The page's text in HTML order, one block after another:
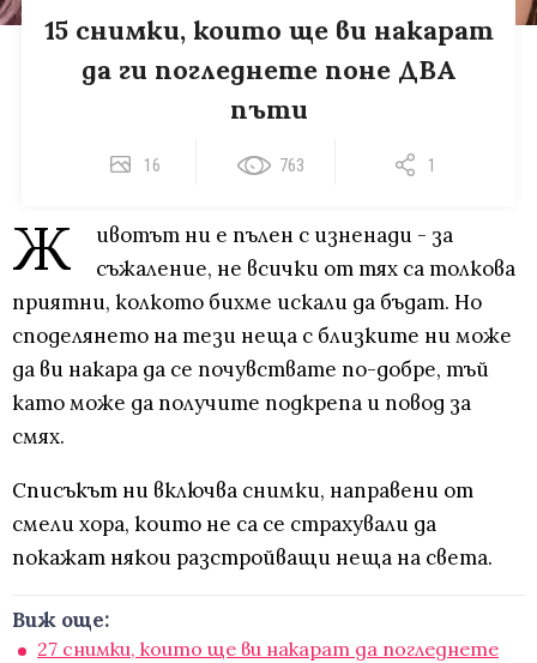
15 снимки, които ще ви накарат
да ги погледнете поне ДВА
пъти
16 763 1
Ж
ивотът ни е пълен с изненади - за
съжаление, не всички от тях са толкова
приятни, колкото бихме искали да бъдат. Но
споделянето на тези неща с близките ни може
да ви накара да се почувствате по-добре, тъй
като може да получите подкрепа и повод за
смях.
Списъкът ни включва снимки, направени от
смели хора, които не са се страхували да
покажат някои разстройващи неща на света.
Виж още:
27 снимки, които ще ви накарат да погледнете